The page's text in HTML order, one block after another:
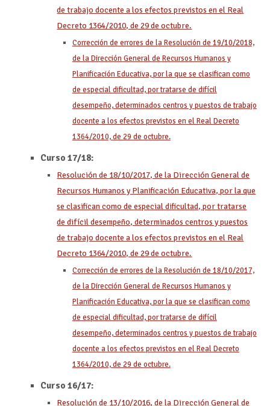
de trabajo docente a los efectos previstos en el Real
Decreto 1364/2010, de 29 de octubre.
Corrección de errores de la Resolución de 19/10/2018,
de la Dirección General de Recursos Humanos y
Planificación Educativa, por la que se clasifican como
de especial dificultad, por tratarse de difícil
desempeño, determinados centros y puestos de trabajo
docente a los efectos previstos en el Real Decreto
1364/2010, de 29 de octubre.
Curso 17/18:
Resolución de 18/10/2017, de la Dirección General de
Recursos Humanos y Planificación Educativa, por la que
se clasifican como de especial dificultad, por tratarse
de difícil desempeño, determinados centros y puestos
de trabajo docente a los efectos previstos en el Real
Decreto 1364/2010, de 29 de octubre.
Corrección de errores de la Resolución de 18/10/2017,
de la Dirección General de Recursos Humanos y
Planificación Educativa, por la que se clasifican como
de especial dificultad, por tratarse de difícil
desempeño, determinados centros y puestos de trabajo
docente a los efectos previstos en el Real Decreto
1364/2010, de 29 de octubre.
Curso 16/17:
Resolución de 13/10/2016, de la Dirección General de